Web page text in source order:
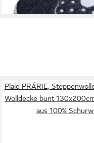
in 2-3 Werktagen bei dir
Plaid PRÄRIE,
Wolldecke bunt
aus 100%